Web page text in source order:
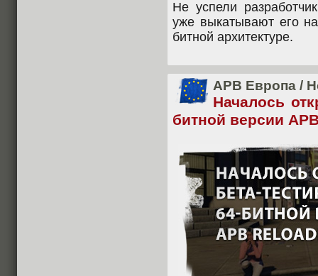
Не успели
уже выкатывают его
битной архитектуре.
APB Европа /
Началось
битной версии